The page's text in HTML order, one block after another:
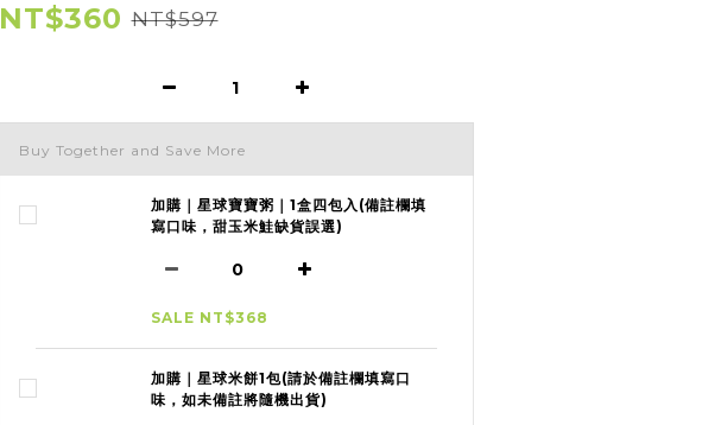
NT$360 NT$597
Buy Together and Save More
加購｜星球寶寶粥｜1盒四包入(備註欄填
寫口味，甜玉米鮭缺貨誤選)
SALE NT$368
加購｜星球米餅1包(請於備註欄填寫口
味，如未備註將隨機出貨)